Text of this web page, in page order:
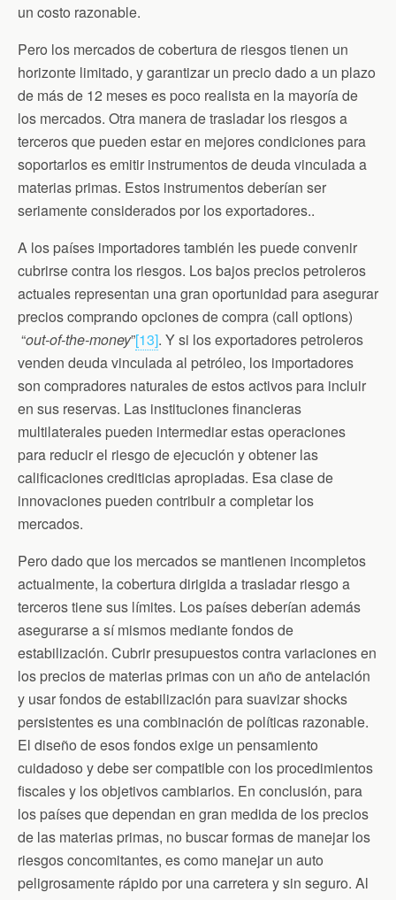
un costo razonable.
Pero los mercados de cobertura de riesgos tienen un
horizonte limitado, y garantizar un precio dado a un plazo
de más de 12 meses es poco realista en la mayoría de
los mercados. Otra manera de trasladar los riesgos a
terceros que pueden estar en mejores condiciones para
soportarlos es emitir instrumentos de deuda vinculada a
materias primas. Estos instrumentos deberían ser
seriamente considerados por los exportadores..
A los países importadores también les puede convenir
cubrirse contra los riesgos. Los bajos precios petroleros
actuales representan una gran oportunidad para asegurar
precios comprando opciones de compra (call options)
“out-of-the-money”[13]. Y si los exportadores petroleros
venden deuda vinculada al petróleo, los importadores
son compradores naturales de estos activos para incluir
en sus reservas. Las instituciones financieras
multilaterales pueden intermediar estas operaciones
para reducir el riesgo de ejecución y obtener las
calificaciones crediticias apropiadas. Esa clase de
innovaciones pueden contribuir a completar los
mercados.
Pero dado que los mercados se mantienen incompletos
actualmente, la cobertura dirigida a trasladar riesgo a
terceros tiene sus límites. Los países deberían además
asegurarse a sí mismos mediante fondos de
estabilización. Cubrir presupuestos contra variaciones en
los precios de materias primas con un año de antelación
y usar fondos de estabilización para suavizar shocks
persistentes es una combinación de políticas razonable.
El diseño de esos fondos exige un pensamiento
cuidadoso y debe ser compatible con los procedimientos
fiscales y los objetivos cambiarios. En conclusión, para
los países que dependan en gran medida de los precios
de las materias primas, no buscar formas de manejar los
riesgos concomitantes, es como manejar un auto
peligrosamente rápido por una carretera y sin seguro. Al